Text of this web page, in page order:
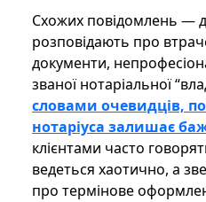
Схожих повідомлень —
розповідають про
документи,
званої нотаріальної
словами очевидців,
нотаріуса залишає
клієнтами часто
ведеться хаотично, а
про термінове